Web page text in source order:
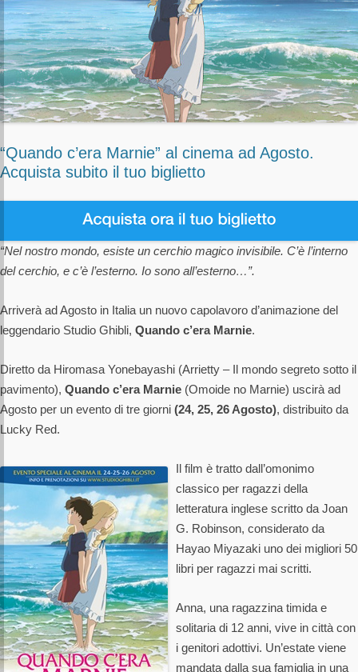
“Quando c’era Marnie” al cinema ad Agosto.
Acquista subito il tuo biglietto
“Nel nostro mondo, esiste un cerchio magico invisibile. C’è l’interno
del cerchio, e c’è l’esterno. Io sono all’esterno…”.
Arriverà ad Agosto in Italia un nuovo capolavoro d’animazione del
leggendario Studio Ghibli, Quando c’era Marnie.
Diretto da Hiromasa Yonebayashi (Arrietty – Il mondo segreto sotto il
pavimento), Quando c’era Marnie (Omoide no Marnie) uscirà ad
Agosto per un evento di tre giorni (24, 25, 26 Agosto), distribuito da
Lucky Red.
Il film è tratto dall’omonimo
classico per ragazzi della
letteratura inglese scritto da Joan
G. Robinson, considerato da
Hayao Miyazaki uno dei migliori 50
libri per ragazzi mai scritti.
Anna, una ragazzina timida e
solitaria di 12 anni, vive in città con
i genitori adottivi. Un’estate viene
mandata dalla sua famiglia in una